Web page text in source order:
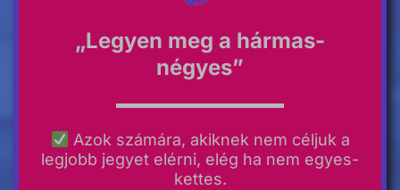
„Legyen meg a hármas-
négyes”
Azok számára, akiknek nem céljuk a
legjobb jegyet elérni, elég ha nem egyes-
kettes.